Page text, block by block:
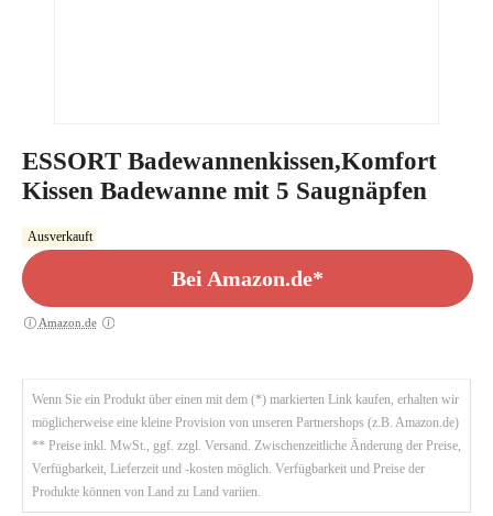
ESSORT Badewannenkissen,Komfort
Kissen Badewanne mit 5 Saugnäpfen
Ausverkauft
Bei Amazon.de*
Amazon.de
Wenn Sie ein Produkt über einen mit dem (*) markierten Link kaufen, erhalten wir
möglicherweise eine kleine Provision von unseren Partnershops (z.B. Amazon.de)
** Preise inkl. MwSt., ggf. zzgl. Versand. Zwischenzeitliche Änderung der Preise,
Verfügbarkeit, Lieferzeit und -kosten möglich. Verfügbarkeit und Preise der
Produkte können von Land zu Land variien.